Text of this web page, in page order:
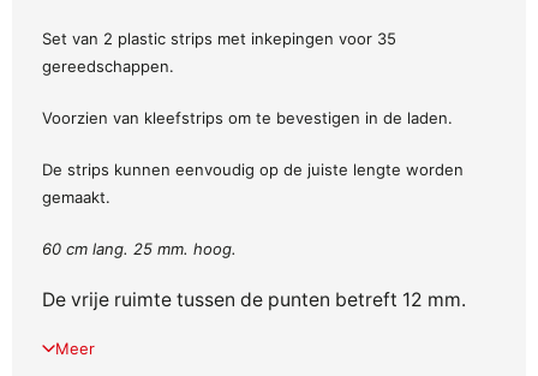
Set van 2 plastic strips met inkepingen voor 35
gereedschappen.
Voorzien van kleefstrips om te bevestigen in de laden.
De strips kunnen eenvoudig op de juiste lengte worden
gemaakt.
60 cm lang. 25 mm. hoog.
De vrije ruimte tussen de punten betreft 12 mm.
Meer